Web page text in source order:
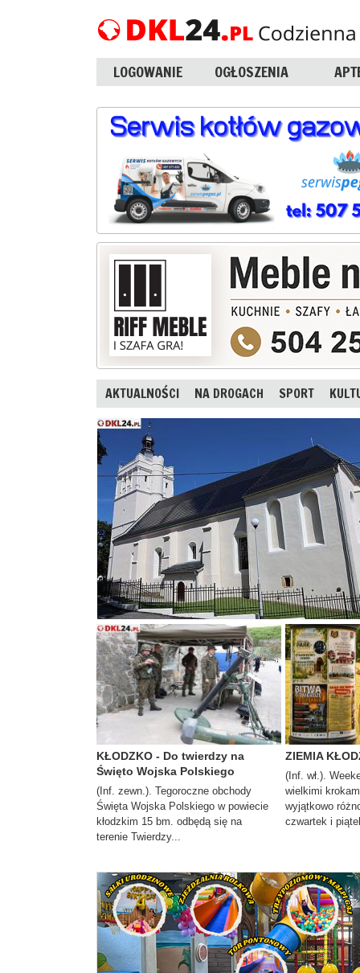
LOGOWANIE OGŁOSZENIA
AKTUALNOŚCI NA DROGACH SPORT
KŁODZKO - Do twierdzy na
Święto Wojska Polskiego
(Inf. zewn.). Tegoroczne obchody
Święta Wojska Polskiego w powiecie
kłodzkim 15 bm. odbędą się na
terenie Twierdzy...
ZIEMIA
(Inf. wł.).
wielkimi
wyjątkowo
czwartek i